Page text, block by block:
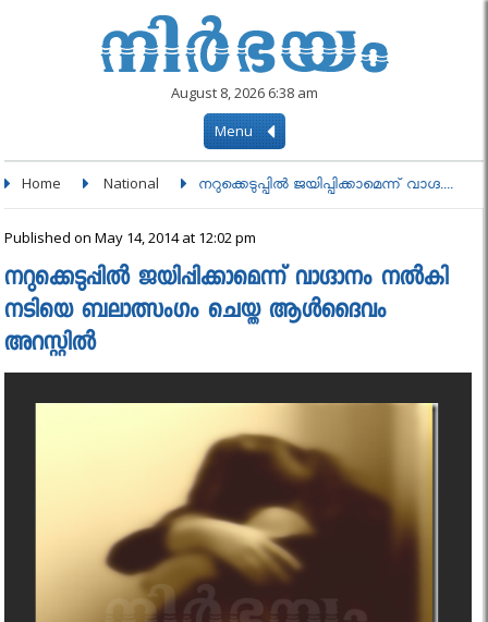
August 8, 2026 6:38 am
Menu
Home National നറുക്കെടുപ്പില്‍ ജയിപ്പിക്കാമെന്ന് വാഗ്ദ....
Published on May 14, 2014 at 12:02 pm
നറുക്കെടുപ്പില്‍ ജയിപ്പിക്കാമെന്ന് വാഗ്ദാനം നല്‍കി
നടിയെ ബലാത്സംഗം ചെയ്ത ആള്‍ദൈവം
അറസ്റ്റില്‍